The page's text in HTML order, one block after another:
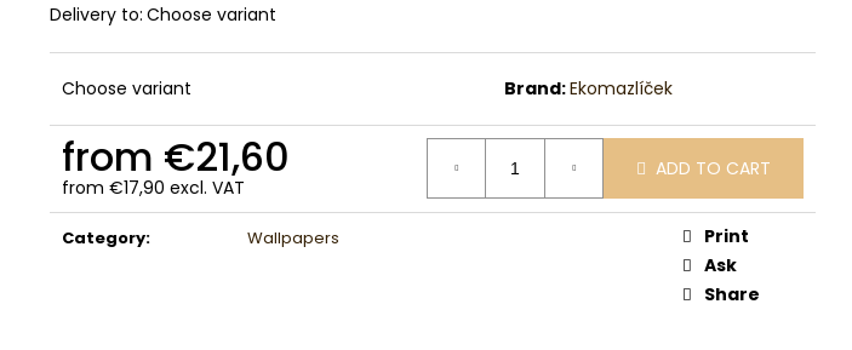
Delivery to: Choose variant
Choose variant Brand:Ekomazlíček
from €21,60
from €17,90 excl. VAT
Measure
price:
ADD TO CART
Category: Wallpapers
Print
Ask
Share